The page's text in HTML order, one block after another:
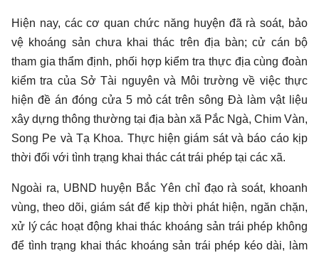
Hiện nay, các cơ quan chức năng huyện đã rà soát, bảo
vệ khoáng sản chưa khai thác trên địa bàn; cử cán bộ
tham gia thẩm định, phối hợp kiểm tra thực địa cùng đoàn
kiểm tra của Sở Tài nguyên và Môi trường về việc thực
hiện đề án đóng cửa 5 mỏ cát trên sông Đà làm vật liệu
xây dựng thông thường tại địa bàn xã Pắc Ngà, Chim Vàn,
Song Pe và Tạ Khoa. Thực hiện giám sát và báo cáo kịp
thời đối với tình trạng khai thác cát trái phép tại các xã.
Ngoài ra, UBND huyện Bắc Yên chỉ đạo rà soát, khoanh
vùng, theo dõi, giám sát để kịp thời phát hiện, ngăn chặn,
xử lý các hoạt động khai thác khoáng sản trái phép không
để tình trạng khai thác khoáng sản trái phép kéo dài, làm